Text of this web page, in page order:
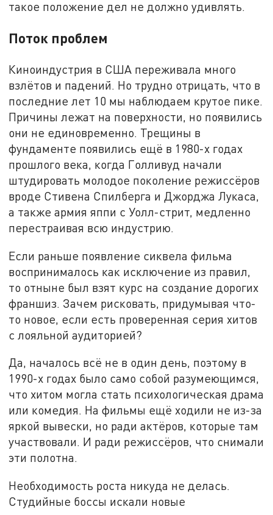
такое положение дел не должно удивлять.
Поток проблем
Киноиндустрия в США переживала много
взлётов и падений. Но трудно отрицать, что в
последние лет 10 мы наблюдаем крутое пике.
Причины лежат на поверхности, но появились
они не единовременно. Трещины в
фундаменте появились ещё в 1980-х годах
прошлого века, когда Голливуд начали
штудировать молодое поколение режиссёров
вроде Стивена Спилберга и Джорджа Лукаса,
а также армия яппи с Уолл-стрит, медленно
перестраивая всю индустрию.
Если раньше появление сиквела фильма
воспринималось как исключение из правил,
то отныне был взят курс на создание дорогих
франшиз. Зачем рисковать, придумывая что-
то новое, если есть проверенная серия хитов
с лояльной аудиторией?
Да, началось всё не в один день, поэтому в
1990-х годах было само собой разумеющимся,
что хитом могла стать психологическая драма
или комедия. На фильмы ещё ходили не из-за
яркой вывески, но ради актёров, которые там
участвовали. И ради режиссёров, что снимали
эти полотна.
Необходимость роста никуда не делась.
Студийные боссы искали новые